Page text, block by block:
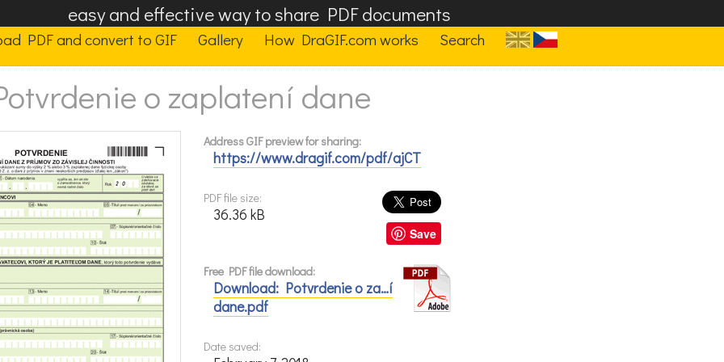
easy and effective way to share PDF documents
PDF and convert to GIF Gallery How DraGIF.com works Search
o zaplatení dane
Address GIF preview for sharing:
https://www.dragif.com/pdf/ajCT
Save
PDF file size:
36.36 kB
Free PDF file download:
Download: Potvrdenie o za…í
dane.pdf
Date saved: